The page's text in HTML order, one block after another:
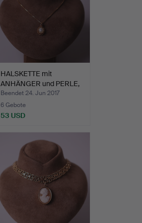
HALSKETTE mit
ANHÄNGER und PERLE,
Gold 18 …
Beendet 24. Jun 2017
6 Gebote
53 USD